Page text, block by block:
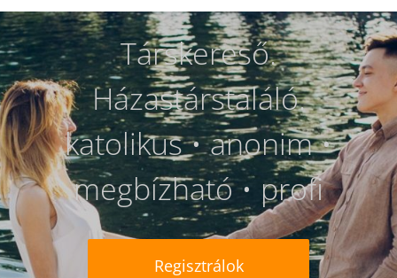
Társkereső.
Házastárstaláló.
katolikus • anonim •
megbízható • profi
Regisztrálok